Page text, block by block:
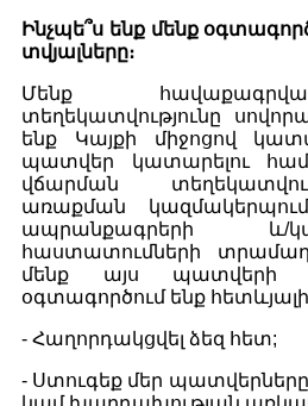
Ինչպե՞ս ենք մենք
տվյալները։
Մենք
տեղեկատվությունը
ենք Կայքի միջոցով
պատվեր կատարելու
վճարման
առաքման
ապրանքագրերի
հաստատումների
մենք այս պատվերի
օգտագործում ենք
- Հաղորդակցվել ձեզ հետ;
- Ստուգեք մեր